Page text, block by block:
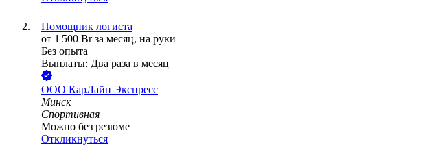
Помощник логиста
от 1 500 Br за месяц, на руки
Без опыта
Выплаты: Два раза в месяц
ООО КарЛайн Экспресс
Минск
Спортивная
Можно без резюме
Откликнуться